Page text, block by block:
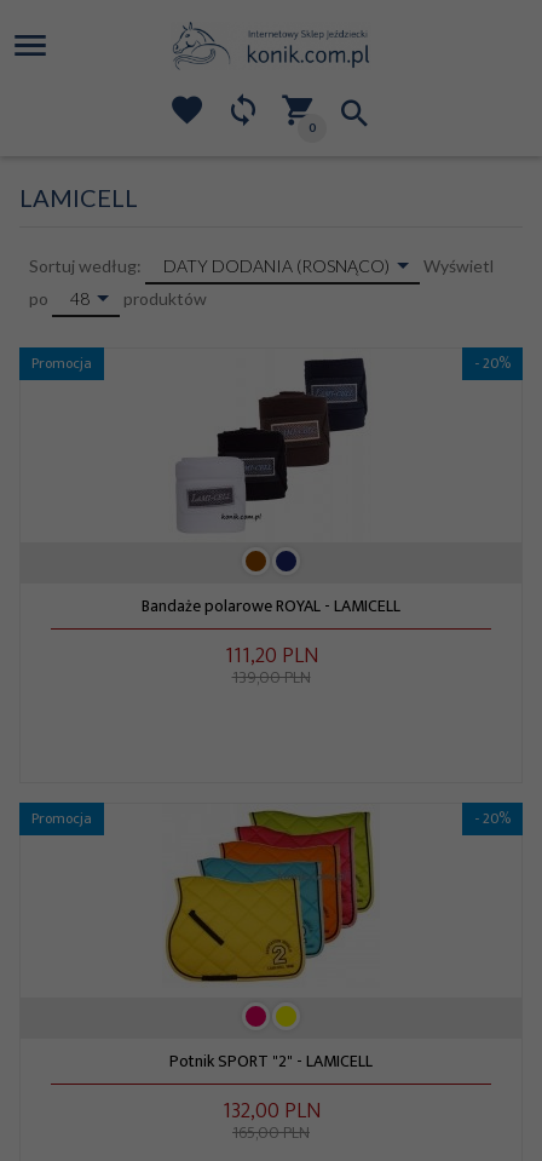
0
LAMICELL
Sortuj według: sortDATY DODANIA (ROSNĄCO)
Wyświetl
po
pop48 produktów
Promocja - 20%
Bandaże polarowe ROYAL - LAMICELL
111,20 PLN
139,00 PLN
Promocja - 20%
Potnik SPORT "2" - LAMICELL
132,00 PLN
165,00 PLN